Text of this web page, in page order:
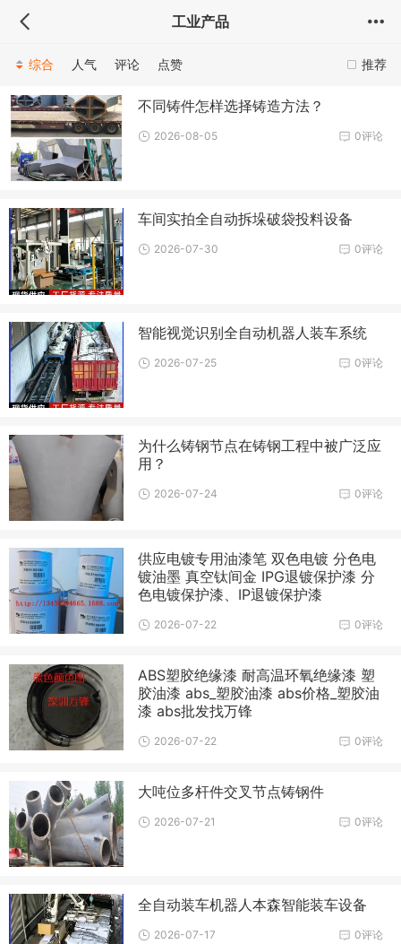
工业产品
推荐
综合 人气 评论 点赞
不同铸件怎样选择铸造方法？
0评论
2026-08-05
车间实拍全自动拆垛破袋投料设备
0评论
2026-07-30
智能视觉识别全自动机器人装车系统
0评论
2026-07-25
为什么铸钢节点在铸钢工程中被广泛应
用？
0评论
2026-07-24
供应电镀专用油漆笔 双色电镀 分色电
镀油墨 真空钛间金 IPG退镀保护漆 分
色电镀保护漆、IP退镀保护漆
0评论
2026-07-22
ABS塑胶绝缘漆 耐高温环氧绝缘漆 塑
胶油漆 abs_塑胶油漆 abs价格_塑胶油
漆 abs批发找万锋
0评论
2026-07-22
大吨位多杆件交叉节点铸钢件
0评论
2026-07-21
全自动装车机器人本森智能装车设备
0评论
2026-07-17